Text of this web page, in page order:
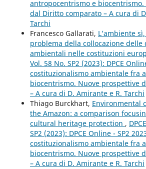
antropocentrismo e
dal Diritto comparato – A cura di
Tarchi
Francesco Gallarati, L’ambiente
problema della collocazione delle
ambientali nelle costituzioni
Vol. 58 No. SP2 (2023): DPCE
costituzionalismo ambientale fra
biocentrismo. Nuove prospettive
– A cura di D. Amirante e R. Tarchi
Thiago Burckhart, Environmental
the Amazon: a comparison
cultural heritage protection ,
SP2 (2023): DPCE Online - SP2
costituzionalismo ambientale fra
biocentrismo. Nuove prospettive
– A cura di D. Amirante e R. Tarchi